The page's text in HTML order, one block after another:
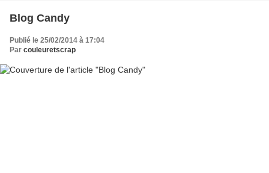
Blog Candy
Publié le 25/02/2014 à 17:04
Par couleuretscrap